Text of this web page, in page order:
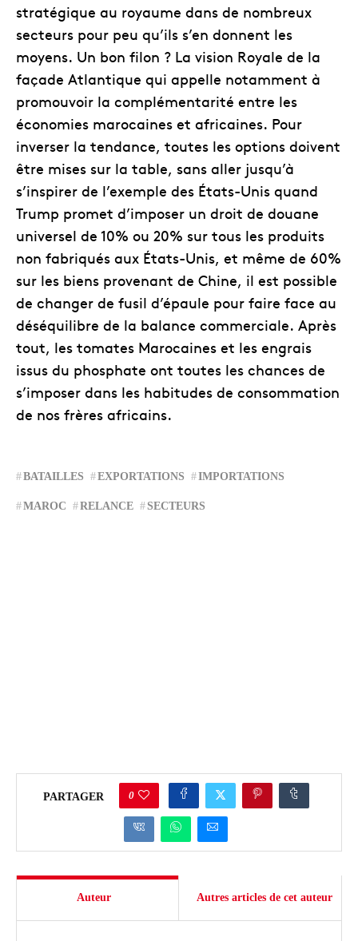
stratégique au royaume dans de nombreux
secteurs pour peu qu’ils s’en donnent les
moyens. Un bon filon ? La vision Royale de la
façade Atlantique qui appelle notamment à
promouvoir la complémentarité entre les
économies marocaines et africaines. Pour
inverser la tendance, toutes les options doivent
être mises sur la table, sans aller jusqu’à
s’inspirer de l’exemple des États-Unis quand
Trump promet d’imposer un droit de douane
universel de 10% ou 20% sur tous les produits
non fabriqués aux États-Unis, et même de 60%
sur les biens provenant de Chine, il est possible
de changer de fusil d’épaule pour faire face au
déséquilibre de la balance commerciale. Après
tout, les tomates Marocaines et les engrais
issus du phosphate ont toutes les chances de
s’imposer dans les habitudes de consommation
de nos frères africains.
BATAILLES EXPORTATIONS IMPORTATIONS
MAROC RELANCE SECTEURS
PARTAGER 0
Auteur Autres articles de cet auteur